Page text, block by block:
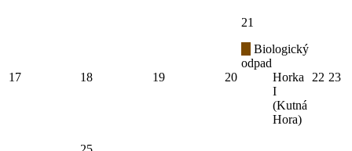
17 18 19 20
21
Biologický
odpad
Horka
I
(Kutná
Hora)
22 23